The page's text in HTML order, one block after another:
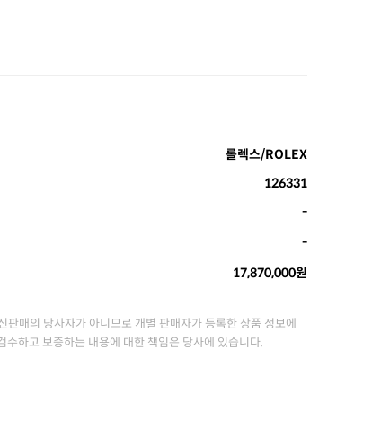
롤렉스/ROLEX
126331
-
-
17,870,000원
매의 당사자가 아니므로 개별 판매자가 등록한 상품 정보에
수하고 보증하는 내용에 대한 책임은 당사에 있습니다.